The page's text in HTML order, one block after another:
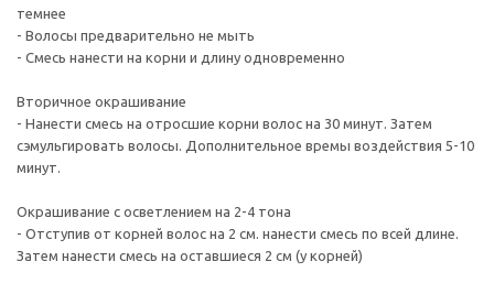
темнее
- Волосы предварительно не мыть
- Смесь нанести на корни и длину одновременно
Вторичное окрашивание
- Нанести смесь на отросшие корни волос на 30 минут. Затем
сэмульгировать волосы. Дополнительное времы воздействия 5-10
минут.
Окрашивание с осветлением на 2-4 тона
- Отступив от корней волос на 2 см. нанести смесь по всей длине.
Затем нанести смесь на оставшиеся 2 см (у корней)